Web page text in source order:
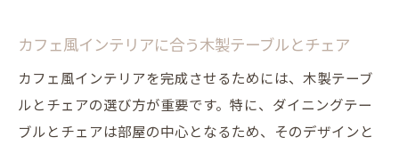
カフェ風インテリアに合う木製テーブルとチェア
カフェ風インテリアを完成させるためには、木製テーブ
ルとチェアの選び方が重要です。特に、ダイニングテー
ブルとチェアは部屋の中心となるため、そのデザインと